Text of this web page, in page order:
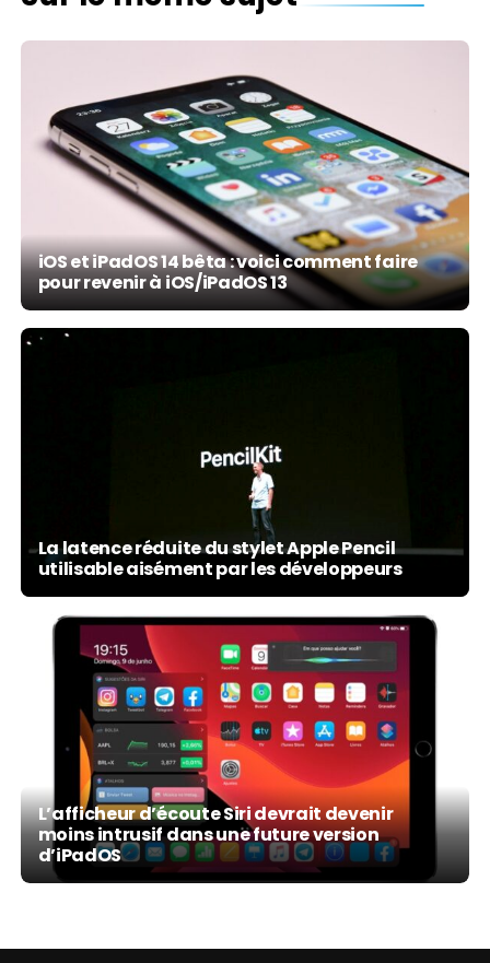
iOS et iPadOS 14 bêta : voici comment faire
pour revenir à iOS/iPadOS 13
La latence réduite du stylet Apple Pencil
utilisable aisément par les développeurs
L’afficheur d’écoute Siri devrait devenir
moins intrusif dans une future version
d’iPadOS